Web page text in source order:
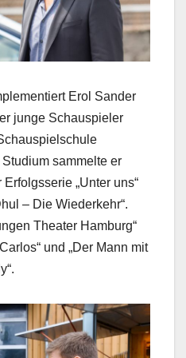
Erol Sander
junge Schauspieler
sammelte er
„Unter uns“
– Die Wiederkehr“.
Theater Hamburg“
und „Der Mann mit